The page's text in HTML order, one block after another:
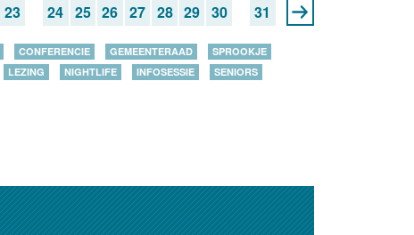
23 24 25 26 27 28 29 30
31
CONFERENCIE GEMEENTERAAD
SPROOKJE
LEZING NIGHTLIFE INFOSESSIE
SENIORS